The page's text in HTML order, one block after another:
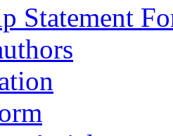
Statement